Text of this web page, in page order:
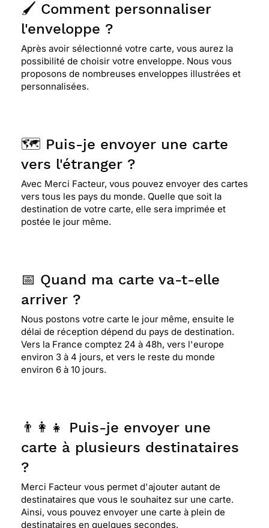
🖌️ Comment personnaliser
l'enveloppe ?
Après avoir sélectionné votre carte, vous aurez la
possibilité de choisir votre enveloppe. Nous vous
proposons de nombreuses enveloppes illustrées et
personnalisées.
🗺️ Puis-je envoyer une carte
vers l'étranger ?
Avec Merci Facteur, vous pouvez envoyer des cartes
vers tous les pays du monde. Quelle que soit la
destination de votre carte, elle sera imprimée et
postée le jour même.
📅 Quand ma carte va-t-elle
arriver ?
Nous postons votre carte le jour même, ensuite le
délai de réception dépend du pays de destination.
Vers la France comptez 24 à 48h, vers l'europe
environ 3 à 4 jours, et vers le reste du monde
environ 6 à 10 jours.
👨‍👩‍👧 Puis-je envoyer une
carte à plusieurs destinataires
?
Merci Facteur vous permet d'ajouter autant de
destinataires que vous le souhaitez sur une carte.
Ainsi, vous pouvez envoyer une carte à plein de
destinataires en quelques secondes.